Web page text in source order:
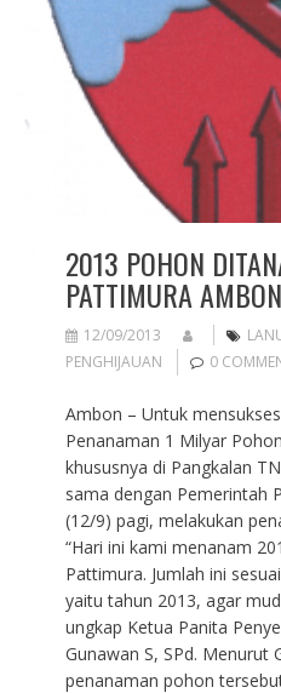
2013 POHON
PATTIMURA AMBON
12/09/2013
PENGHIJAUAN
0
Ambon – Untuk
Penanaman 1 Milyar
khususnya di Pangkalan
sama dengan Pemerintah
(12/9) pagi, melakukan
“Hari ini kami menanam
Pattimura. Jumlah ini
yaitu tahun 2013, agar
ungkap Ketua Panita
Gunawan S, SPd. Menurut
penanaman pohon